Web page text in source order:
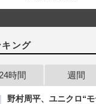
ング
24時間 週間
野村周平、ユニクロ“モ